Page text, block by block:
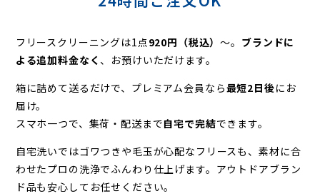
フリースクリーニングは1点920円（税込）〜。 ブランドに
よる追加料金なく 、お預けいただけます。
箱に詰めて送るだけで、プレミアム会員なら最短2日後にお
届け。
スマホ一つで、集荷・配送まで自宅で完結できます。
自宅洗いではゴワつきや毛玉が心配なフリースも、素材に合
わせたプロの洗浄でふんわり仕上げます。 アウトドアブラン
ド品も安心してお任せください。